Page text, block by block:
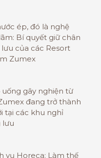
ép, đó là nghệ
Bí quyết giữ chân
của các Resort
Zumex
gây nghiện từ
đang trở thành
tại các khu nghỉ
lưu
vụ Horeca: Làm thế